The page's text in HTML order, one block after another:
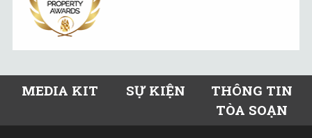
MEDIA KIT SỰ KIỆN
THÔNG TIN
TÒA SOẠN